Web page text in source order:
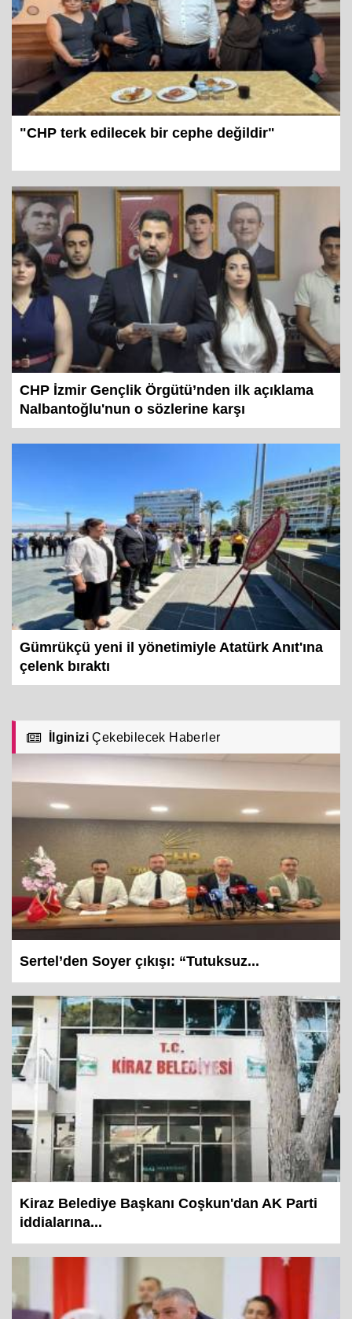
"CHP terk edilecek bir cephe değildir"
CHP İzmir Gençlik Örgütü’nden ilk açıklama
Nalbantoğlu'nun o sözlerine karşı
Gümrükçü yeni il yönetimiyle Atatürk Anıt'ına
çelenk bıraktı
İlginizi Çekebilecek Haberler
Sertel’den Soyer çıkışı: “Tutuksuz...
Kiraz Belediye Başkanı Coşkun'dan AK Parti
iddialarına...